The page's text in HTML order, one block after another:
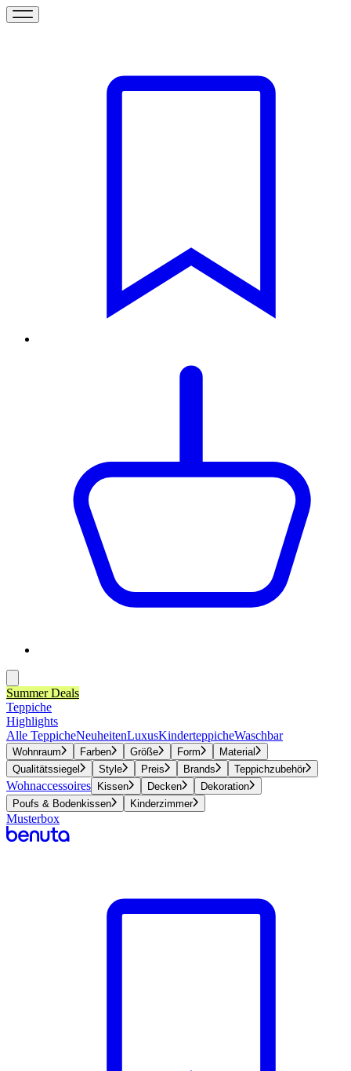
Summer Deals
Teppiche
Highlights
Alle TeppicheNeuheitenLuxusKinderteppicheWaschbar
Wohnraum Farben Größe Form
Material
Qualitätssiegel
Style Preis Brands Teppichzubehör
Wohnaccessoires Kissen Decken
Dekoration
Poufs & Bodenkissen
Kinderzimmer
Musterbox